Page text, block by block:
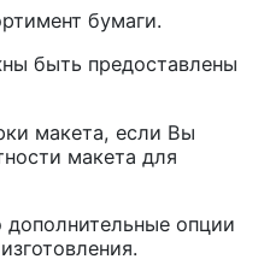
бумаги.
быть предоставлены
макета, если Вы
макета для
дополнительные опции